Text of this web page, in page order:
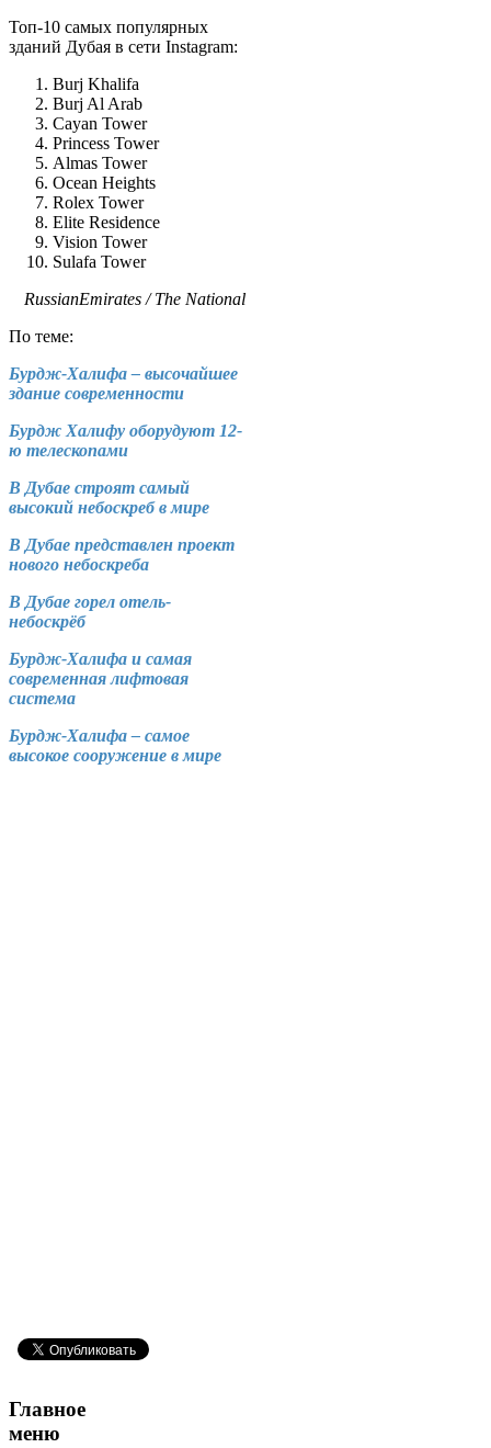
Топ-10 самых популярных
зданий Дубая в сети Instagram:
Burj Khalifa
Burj Al Arab
Cayan Tower
Princess Tower
Almas Tower
Ocean Heights
Rolex Tower
Elite Residence
Vision Tower
Sulafa Tower
RussianEmirates / The National
По теме:
Бурдж-Халифа – высочайшее
здание современности
Бурдж Халифу оборудуют 12-
ю телескопами
В Дубае строят самый
высокий небоскреб в мире
В Дубае представлен проект
нового небоскреба
В Дубае горел отель-
небоскрёб
Бурдж-Халифа и самая
современная лифтовая
система
Бурдж-Халифа – самое
высокое сооружение в мире
Главное
меню